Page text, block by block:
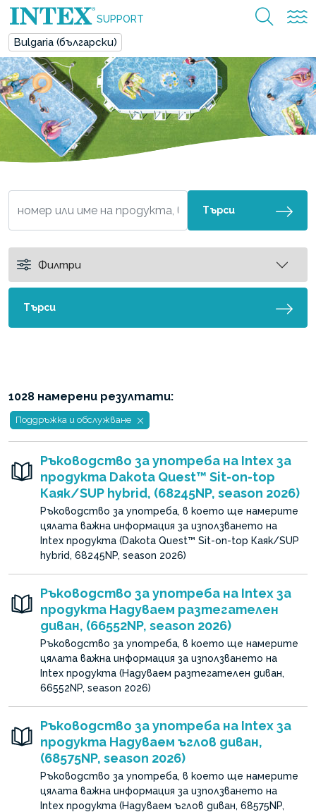
SUPPORT
Bulgaria (български)
Търси
Филтри
Търси
1028 намерени резултати:
Поддръжка и обслужване
Ръководство за употреба на Intex за
продукта Dakota Quest™ Sit-on-top
Каяк/SUP hybrid, (68245NP, season 2026)
Ръководство за употреба, в което ще намерите
цялата важна информация за използването на
Intex продукта (Dakota Quest™ Sit-on-top Каяк/SUP
hybrid, 68245NP, season 2026)
Ръководство за употреба на Intex за
продукта Надуваем разтегателен
диван, (66552NP, season 2026)
Ръководство за употреба, в което ще намерите
цялата важна информация за използването на
Intex продукта (Надуваем разтегателен диван,
66552NP, season 2026)
Ръководство за употреба на Intex за
продукта Надуваем ъглов диван,
(68575NP, season 2026)
Ръководство за употреба, в което ще намерите
цялата важна информация за използването на
Intex продукта (Надуваем ъглов диван, 68575NP,